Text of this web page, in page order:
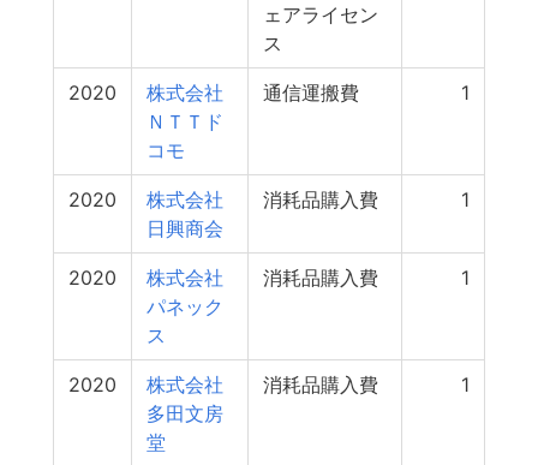
ェアライセン
ス
2020
株式会社
ＮＴＴド
コモ
通信運搬費 1
2020
株式会社
日興商会
消耗品購入費 1
2020
株式会社
パネック
ス
消耗品購入費 1
2020
株式会社
多田文房
堂
消耗品購入費 1